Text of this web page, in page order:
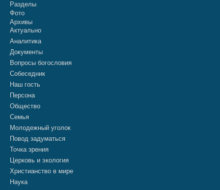
Разделы
Фото
Архивы
Актуально
Аналитика
Документы
Вопросы богословия
Собеседник
Наш гость
Персона
Общество
Семья
Молодежный уголок
Повод задуматься
Точка зрения
Церковь и экология
Христианство в мире
Наука